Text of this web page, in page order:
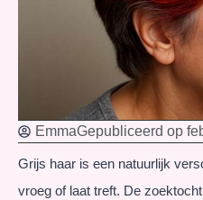
EmmaGepubliceerd op
Grijs haar is een natuurlijk
vroeg of laat treft. De